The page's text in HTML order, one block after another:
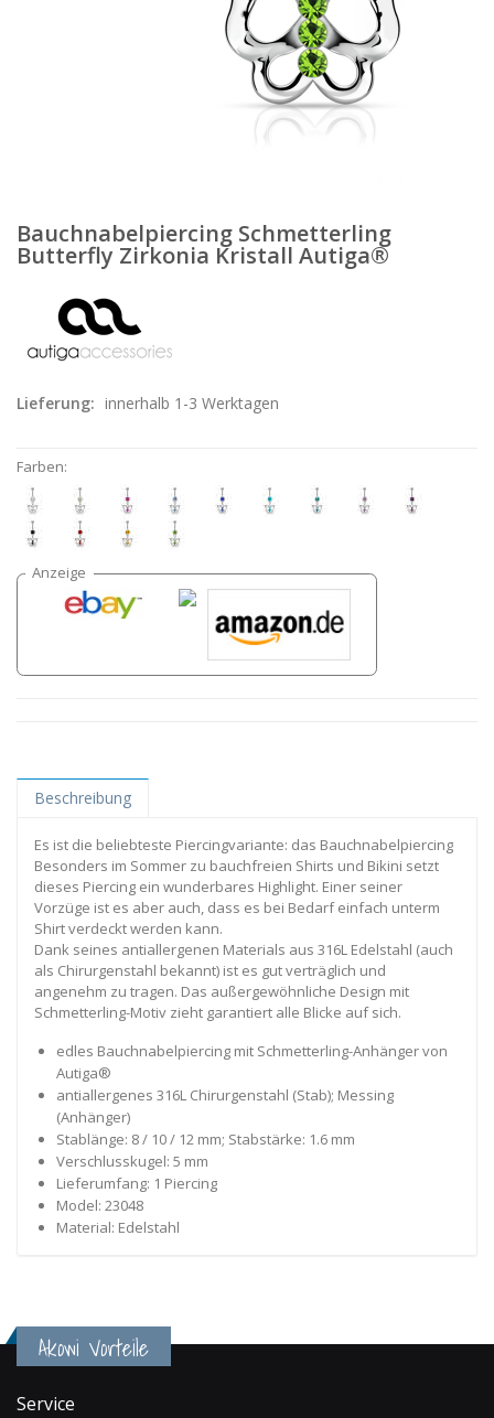
Bauchnabelpiercing Schmetterling
Butterfly Zirkonia Kristall Autiga®
Lieferung: innerhalb 1-3 Werktagen
Farben:
Beschreibung
Es ist die beliebteste Piercingvariante: das Bauchnabelpiercing
Besonders im Sommer zu bauchfreien Shirts und Bikini setzt
dieses Piercing ein wunderbares Highlight. Einer seiner
Vorzüge ist es aber auch, dass es bei Bedarf einfach unterm
Shirt verdeckt werden kann.
Dank seines antiallergenen Materials aus 316L Edelstahl (auch
als Chirurgenstahl bekannt) ist es gut verträglich und
angenehm zu tragen. Das außergewöhnliche Design mit
Schmetterling-Motiv zieht garantiert alle Blicke auf sich.
edles Bauchnabelpiercing mit Schmetterling-Anhänger von
Autiga®
antiallergenes 316L Chirurgenstahl (Stab); Messing
(Anhänger)
Stablänge: 8 / 10 / 12 mm; Stabstärke: 1.6 mm
Verschlusskugel: 5 mm
Lieferumfang: 1 Piercing
Model: 23048
Material: Edelstahl
Akowi Vorteile
Service